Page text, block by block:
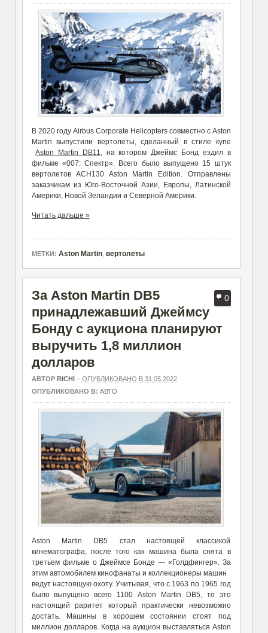
В 2020 году Airbus Corporate Helicopters совместно с Aston
Martin выпустили вертолеты, сделанный в стиле купе
Aston Martin DB11, на котором Джеймс Бонд ездил в
фильме «007: Спектр». Всего было выпущено 15 штук
вертолетов ACH130 Aston Martin Edition. Отправлены
заказчикам из Юго-Восточной Азии, Европы, Латинской
Америки, Новой Зеландии и Северной Америки.
Читать дальше »
МЕТКИ: Aston Martin, вертолеты
0
За Aston Martin DB5
принадлежавший Джеймсу
Бонду с аукциона планируют
выручить 1,8 миллион
долларов
АВТОР RICHI– ОПУБЛИКОВАНО В 31.05.2022
ОПУБЛИКОВАНО В: АВТО
Aston Martin DB5 стал настоящей классикой
кинематографа, после того как машина была снята в
третьем фильме о Джеймсе Бонде — «Голдфингер». За
этим автомобилем кинофанаты и коллекционеры машин
ведут настоящую охоту. Учитывая, что с 1963 по 1965 год
было выпущено всего 1100 Aston Martin DB5, то это
настоящий раритет который практически невозможно
достать. Машины в хорошем состоянии стоят под
миллион долларов. Когда на аукцион выставляться Aston